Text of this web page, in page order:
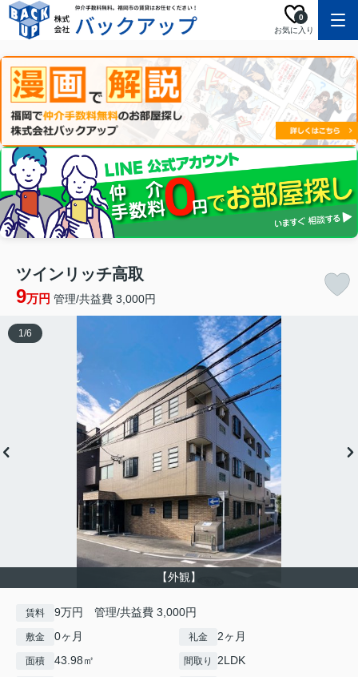
お気に入り
0
ツインリッチ高取
9万円 管理/共益費 3,000円
【外観】
1/6
賃料 9万円 管理/共益費 3,000円
敷金 0ヶ月 礼金 2ヶ月
面積 43.98㎡ 間取り 2LDK